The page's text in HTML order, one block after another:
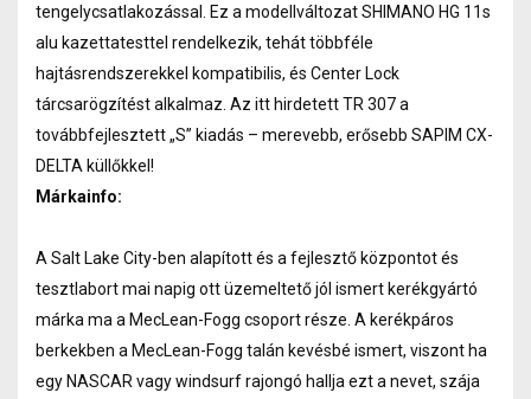
tengelycsatlakozással. Ez a modellváltozat SHIMANO HG 11s
alu kazettatesttel rendelkezik, tehát többféle
hajtásrendszerekkel kompatibilis, és Center Lock
tárcsarögzítést alkalmaz. Az itt hirdetett TR 307 a
továbbfejlesztett „S” kiadás – merevebb, erősebb SAPIM CX-
DELTA küllőkkel!
Márkainfo:
A Salt Lake City-ben alapított és a fejlesztő központot és
tesztlabort mai napig ott üzemeltető jól ismert kerékgyártó
márka ma a MecLean-Fogg csoport része. A kerékpáros
berkekben a MecLean-Fogg talán kevésbé ismert, viszont ha
egy NASCAR vagy windsurf rajongó hallja ezt a nevet, szája